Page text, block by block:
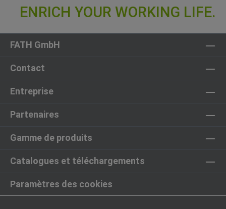
FATH GmbH
Contact
Entreprise
Partenaires
Gamme de produits
Catalogues et téléchargements
Paramètres des cookies